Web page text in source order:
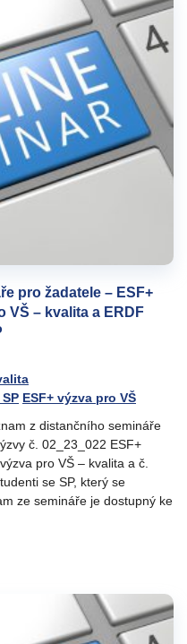
pro žadatele – ESF+
VŠ – kvalita a ERDF
ESF+ výzva pro VŠ
z distančního semináře
č. 02_23_022 ESF+
pro VŠ – kvalita a č.
se SP, který se
ze semináře je dostupný ke